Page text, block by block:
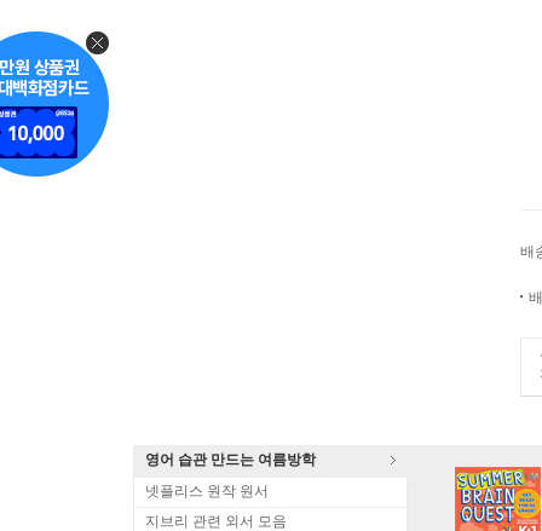
배
영어 습관 만드는 여름방학
넷플리스 원작 원서
지브리 관련 외서 모음